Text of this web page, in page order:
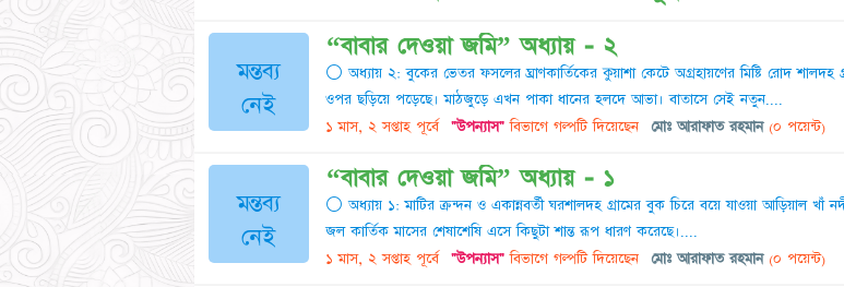
মন্তব্য
নেই
​“বাবার দেওয়া জমি” অধ্যায় - ২
⚪ অধ্যায় ২: বুকের ভেতর ফসলের ঘ্রাণ ​কার্তিকের কুয়াশা কেটে অগ্রহায়ণের মিষ্টি রোদ শালদহ
ওপর ছড়িয়ে পড়েছে। মাঠজুড়ে এখন পাকা ধানের হলদে আভা। বাতাসে সেই নতুন....
১ মাস, ২ সপ্তাহ পূর্বে "উপন্যাস"বিভাগে গল্পটি দিয়েছেন মোঃ আরাফাত রহমান (০ পয়েন্ট)
মন্তব্য
নেই
​“বাবার দেওয়া জমি” অধ্যায় - ১
⚪ অধ্যায় ১: মাটির ক্রন্দন ও একান্নবর্তী ঘর ​শালদহ গ্রামের বুক চিরে বয়ে যাওয়া আড়িয়াল খাঁ
জল কার্তিক মাসের শেষাশেষি এসে কিছুটা শান্ত রূপ ধারণ করেছে।....
১ মাস, ২ সপ্তাহ পূর্বে "উপন্যাস"বিভাগে গল্পটি দিয়েছেন মোঃ আরাফাত রহমান (০ পয়েন্ট)